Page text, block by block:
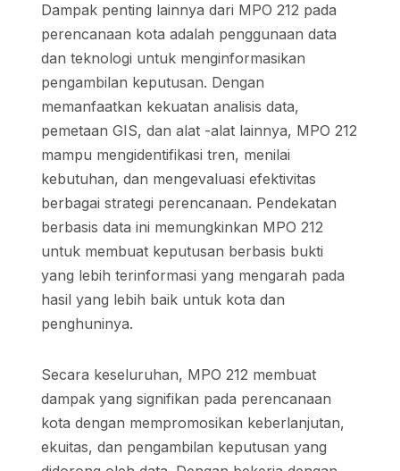
Dampak penting lainnya dari MPO 212 pada
perencanaan kota adalah penggunaan data
dan teknologi untuk menginformasikan
pengambilan keputusan. Dengan
memanfaatkan kekuatan analisis data,
pemetaan GIS, dan alat -alat lainnya, MPO 212
mampu mengidentifikasi tren, menilai
kebutuhan, dan mengevaluasi efektivitas
berbagai strategi perencanaan. Pendekatan
berbasis data ini memungkinkan MPO 212
untuk membuat keputusan berbasis bukti
yang lebih terinformasi yang mengarah pada
hasil yang lebih baik untuk kota dan
penghuninya.
Secara keseluruhan, MPO 212 membuat
dampak yang signifikan pada perencanaan
kota dengan mempromosikan keberlanjutan,
ekuitas, dan pengambilan keputusan yang